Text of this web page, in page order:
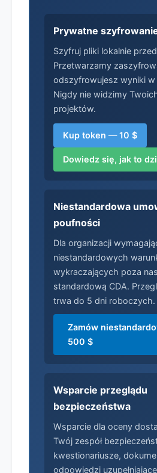
Prywatne
Szyfruj pliki lokalnie
Przetwarzamy
odszyfrowujesz wyniki w
Nigdy nie widzimy
projektów.
Kup token — 10 $
Dowiedz się, jak to
Niestandardowa
poufności
Dla organizacji
niestandardowych
wykraczających poza
standardową CDA.
trwa do 5 dni roboczych.
Zamów
500 $
Wsparcie przeglądu
bezpieczeństwa
Wsparcie dla oceny
Twój zespół
kwestionariusze,
odpowiedzi